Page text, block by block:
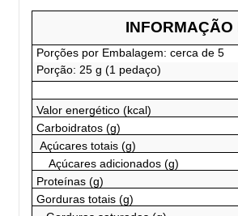
Porções por Embalagem: cerca de 5
Porção: 25 g (1 pedaço)
Valor energético (kcal)
Carboidratos (g)
Açúcares totais (g)
Açúcares adicionados (g)
Proteínas (g)
Gorduras totais (g)